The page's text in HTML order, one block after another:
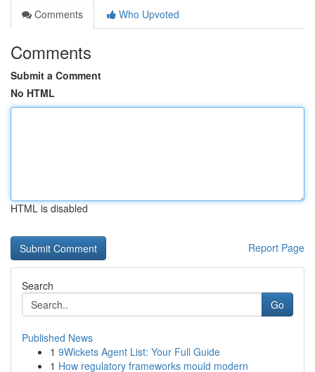
Comments
Who Upvoted
Comments
Submit a Comment
No HTML
HTML is disabled
Report Page
Search
Go
Published News
1 9Wickets Agent List: Your Full Guide
1 How regulatory frameworks mould modern